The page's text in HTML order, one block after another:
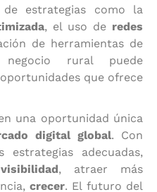
estrategias como la
, el uso de redes
de herramientas de
rural puede
que ofrece
una oportunidad única
digital global. Con
estrategias adecuadas,
, atraer más
crecer. El futuro del